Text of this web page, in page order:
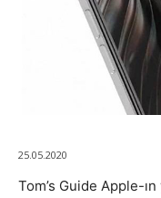
25.05.2020
Tom’s Guide Apple-